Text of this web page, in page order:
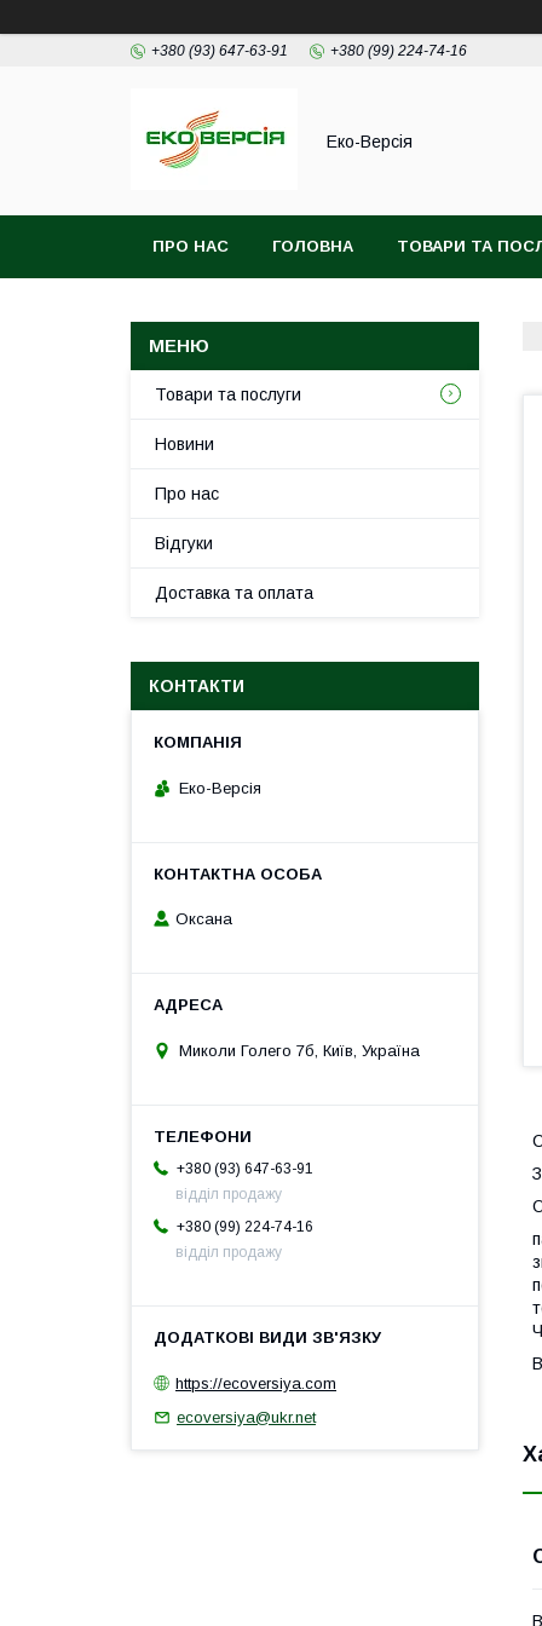
+380 (93) 647-63-91 +380 (99) 224-74-16
Еко-Версія
ПРО НАС ГОЛОВНА ТОВАРИ ТА
Товари та послуги
Новини
Про нас
Відгуки
Доставка та оплата
КОНТАКТИ
Еко-Версія
Оксана
Миколи Голего 7б, Київ, Україна
+380 (93) 647-63-91
відділ продажу
+380 (99) 224-74-16
відділ продажу
https://ecoversiya.com
ecoversiya@ukr.net